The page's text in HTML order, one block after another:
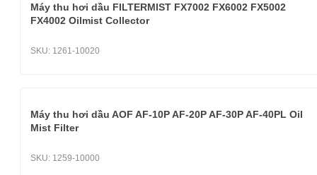
Máy thu hơi dầu FILTERMIST FX7002 FX6002 FX5002
FX4002 Oilmist Collector
SKU: 1261-10020
Máy thu hơi dầu AOF AF-10P AF-20P AF-30P AF-40PL Oil
Mist Filter
SKU: 1259-10000